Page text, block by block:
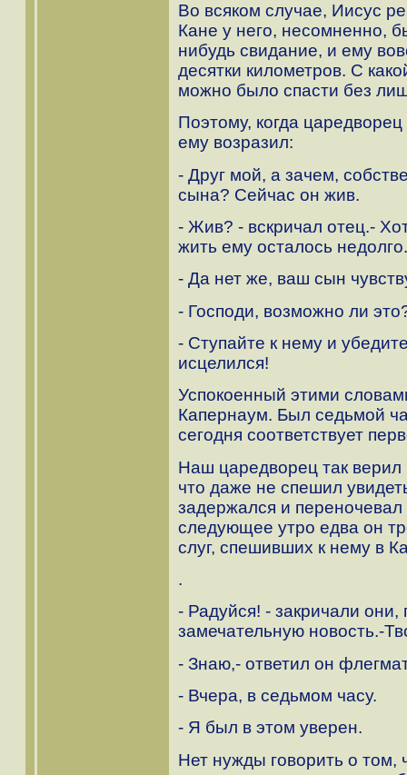
Во всяком случае, Иисус
Кане у него, несомненно,
нибудь свидание, и ему
десятки километров. С
можно было спасти без
Поэтому, когда
ему возразил:
- Друг мой, а зачем,
сына? Сейчас он жив.
- Жив? - вскричал отец.-
жить ему осталось
- Да нет же, ваш сын
- Господи, возможно ли
- Ступайте к нему и
исцелился!
Успокоенный этими
Капернаум. Был седьмой
сегодня соответствует
Наш царедворец так верил
что даже не спешил
задержался и
следующее утро едва он
слуг, спешивших к нему в
.
- Радуйся! - закричали
замечательную новость.-
- Знаю,- ответил он
- Вчера, в седьмом часу.
- Я был в этом уверен.
Нет нужды говорить о том,